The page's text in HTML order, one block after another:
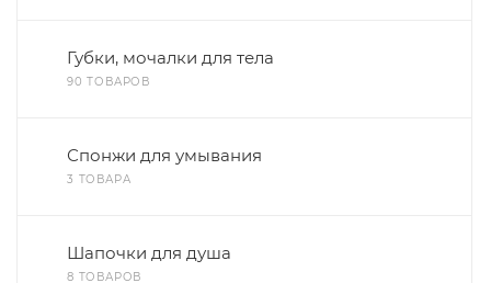
Губки, мочалки для тела
90 ТОВАРОВ
Спонжи для умывания
3 ТОВАРА
Шапочки для душа
8 ТОВАРОВ